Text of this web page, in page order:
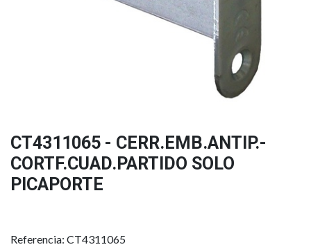
CT4311065 - CERR.EMB.ANTIP.-
CORTF.CUAD.PARTIDO SOLO
PICAPORTE
Referencia: CT4311065